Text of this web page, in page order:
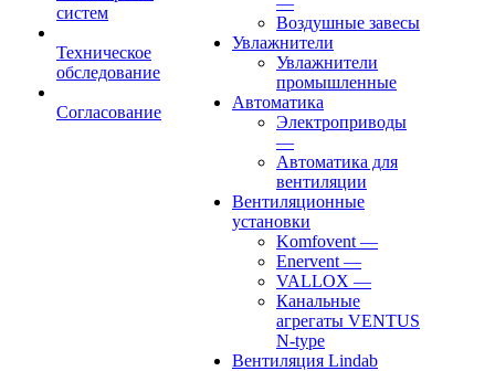
систем
Техническое
обследование
Согласование
Воздушные завесы
Увлажнители
Увлажнители
промышленные
Автоматика
Электроприводы
—
Автоматика для
вентиляции
Вентиляционные
установки
Komfovent —
Enervent —
VALLOX —
Канальные
агрегаты VENTUS
N-type
Вентиляция Lindab